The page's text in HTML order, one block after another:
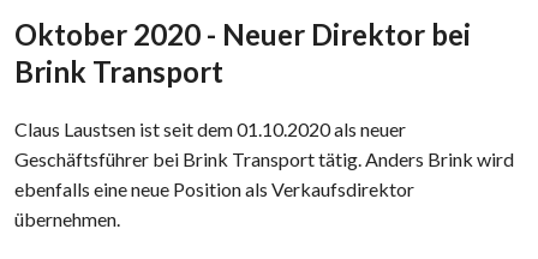
Oktober 2020 - Neuer Direktor bei
Brink Transport
​Claus Laustsen ist seit dem 01.10.2020 als neuer
Geschäftsführer bei Brink Transport tätig. Anders Brink wird
ebenfalls eine neue Position als Verkaufsdirektor
übernehmen.